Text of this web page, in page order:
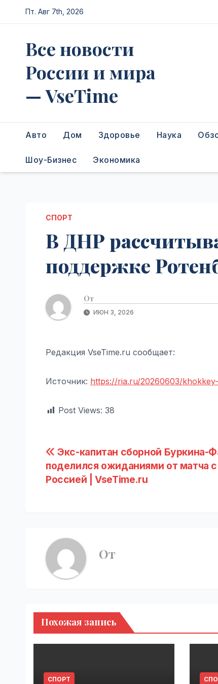
Перейти
к
Пт. Авг 7th, 2026
Все новости
России и мира
— VseTime
Авто Дом Здоровье Наука
Шоу-Бизнес Экономика
СПОРТ
В ДНР
поддержке
От
ИЮН 3, 2026
Редакция VseTime.ru сообщает:
Источник: https://ria.ru/20260603/
Post Views: 38
Навигация
по
Экс-капитан сборной Буркина-
поделился ожиданиями от матча с
Россией | VseTime.ru
От
Похожая запись
СПОРТ